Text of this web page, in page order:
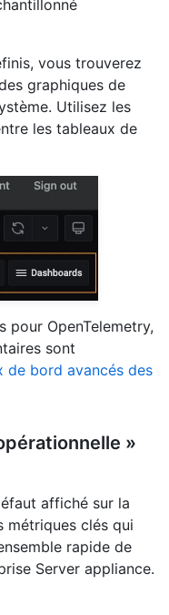
vous trouverez
graphiques de
Utilisez les
les tableaux de
pour OpenTelemetry,
sont
de bord avancés des
»
affiché sur la
métriques clés qui
rapide de
Server appliance.